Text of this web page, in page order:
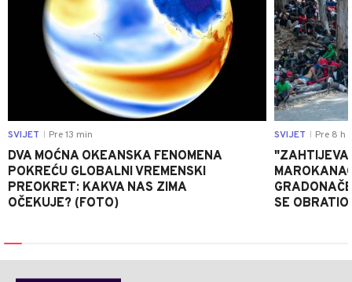
SVIJET Pre 13 min
DVA MOĆNA OKEANSKA FENOMENA
POKREĆU GLOBALNI VREMENSKI
PREOKRET: KAKVA NAS ZIMA
OČEKUJE? (FOTO)
SVIJET Pre 8 h
SE